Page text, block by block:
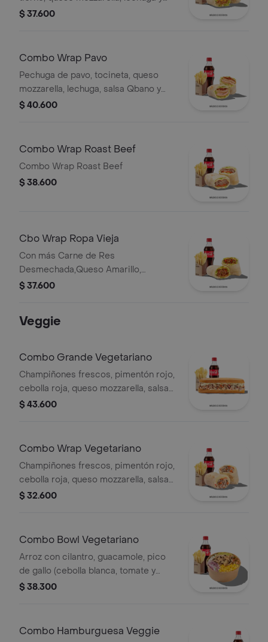
salsa Qbano, papas a la francesa y
$ 37.600
Combo Wrap Pavo
Pechuga de pavo, tocineta, queso
mozzarella, lechuga, salsa Qbano y
miel mostaza, papas y bebida.
$ 40.600
Combo Wrap Roast Beef
Combo Wrap Roast Beef
$ 38.600
Cbo Wrap Ropa Vieja
Con más Carne de Res
Desmechada,Queso Amarillo,
Lechuga, Tomate,Pimentón, Apio,
$ 37.600
Veggie
Combo Grande Vegetariano
Champiñones frescos, pimentón rojo,
cebolla roja, queso mozzarella, salsa
Qbano, papas francesa y bebida.
$ 43.600
Combo Wrap Vegetariano
Champiñones frescos, pimentón rojo,
cebolla roja, queso mozzarella, salsa
Qbano, papas y bebida.
$ 32.600
Combo Bowl Vegetariano
Arroz con cilantro, guacamole, pico
de gallo (cebolla blanca, tomate y
cilantro), maíz tierno, cebolla roja y
$ 38.300
Combo Hamburguesa Veggie